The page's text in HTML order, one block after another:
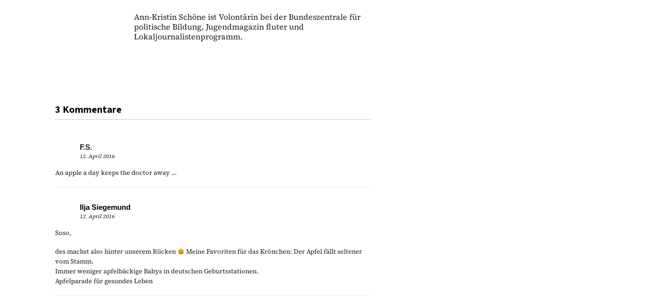
Ann-Kristin Schöne ist Volontärin bei der Bundeszentrale für
politische Bildung, Jugendmagazin fluter und
Lokaljournalistenprogramm.
3 Kommentare
F.S.
12. April 2016
An apple a day keeps the doctor away …
Ilja Siegemund
12. April 2016
Soso,
des machst also hinter unserem Rücken
Meine Favoriten für das Krönchen: Der Apfel fällt seltener
vom Stamm.
Immer weniger apfelbäckige Babys in deutschen Geburtsstationen.
Apfelparade für gesundes Leben